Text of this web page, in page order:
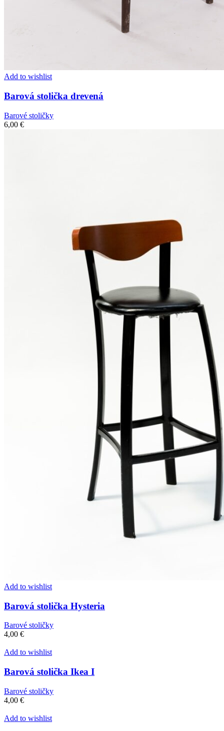
Add to wishlist
Barová stolička drevená
Barové stoličky
6,00 €
Add to wishlist
Barová stolička Hysteria
Barové stoličky
4,00 €
Add to wishlist
Barová stolička Ikea I
Barové stoličky
4,00 €
Add to wishlist